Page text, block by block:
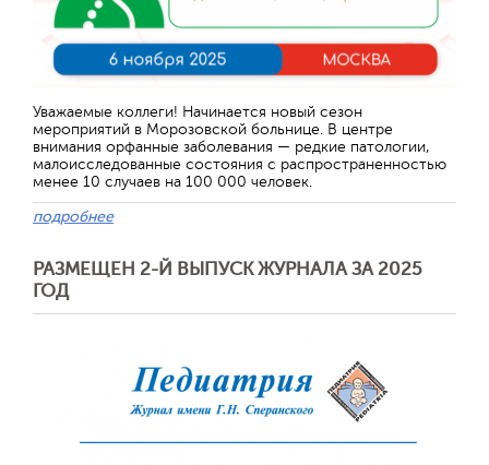
Уважаемые коллеги! Начинается новый сезон
мероприятий в Морозовской больнице. В центре
внимания орфанные заболевания — редкие патологии,
малоисследованные состояния с распространенностью
менее 10 случаев на 100 000 человек.
подробнее
РАЗМЕЩЕН 2-Й ВЫПУСК ЖУРНАЛА ЗА 2025
ГОД